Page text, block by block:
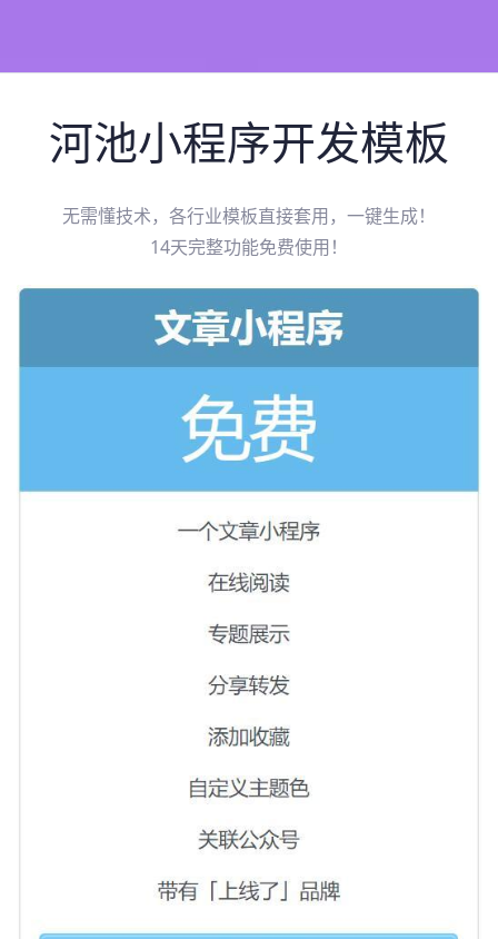
河池小程序开发模板
无需懂技术，各行业模板直接套用，一键生成！
14天完整功能免费使用！